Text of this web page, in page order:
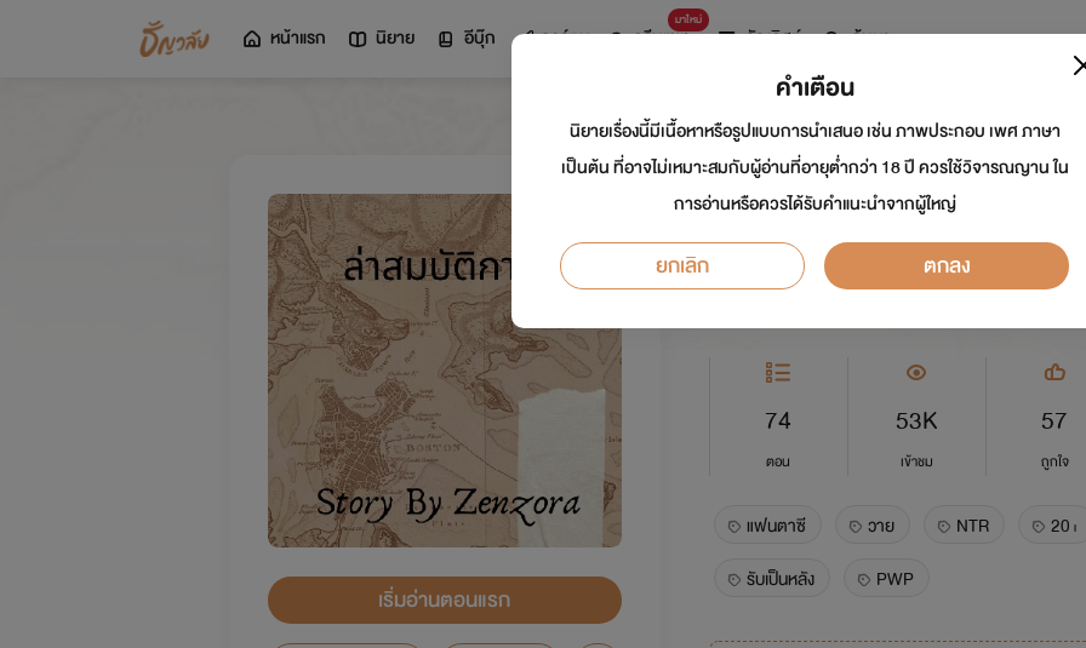
หน้าแรก นิยาย อีบุ๊ก การ์ตูน
มาใหม่
ดรีมแชท ธัญลิสต์ ค้นหา
เริ่มอ่านตอนแรก
ล่าสมบัติกาม
นักเขียน:Zenzora (ลุงเซน)
Y
74
ตอน
53K
เข้าชม
57
ถูกใจ
แฟนตาซี วาย NTR 20+
รับเป็นหลัง
PWP
คำเตือน
นิยายเรื่องนี้มีเนื้อหาหรือรูปแบบการนำเสนอ เช่น ภาพประกอบ เพศ ภาษา
เป็นต้น ที่อาจไม่เหมาะสมกับผู้อ่านที่อายุต่ำกว่า 18 ปี ควรใช้วิจารณญาน ใน
การอ่านหรือควรได้รับคำแนะนำจากผู้ใหญ่
ยกเลิก ตกลง